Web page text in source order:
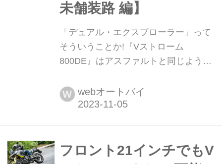
未舗装路 編】
「デュアル・エクスプローラー」って
そういうことか!『Vストローム
800DE』はアスファルトと同じような
度が最強だ!【個人的スズキ最強説 /
SUZUKI V-STROM 800DE 試乗レビュ
を楽しむコーナリング性能まで、オン
ロード性能は文句無しの仕上がりだっ
W webオートバイ
フロント21インチでもV